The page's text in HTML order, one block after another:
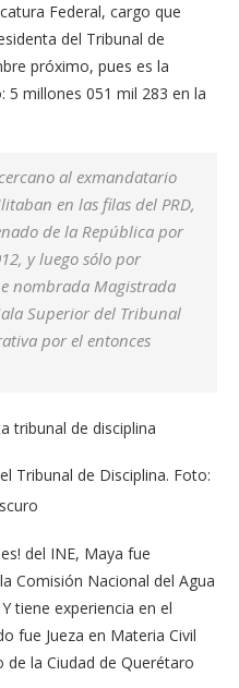
Federal, cargo que
del Tribunal de
próximo, pues es la
5 millones 051 mil 283 en la
al exmandatario
en las filas del PRD,
de la República por
y luego sólo por
nombrada Magistrada
Superior del Tribunal
por el entonces
Tribunal de Disciplina. Foto:
del INE, Maya fue
Comisión Nacional del Agua
tiene experiencia en el
fue Jueza en Materia Civil
la Ciudad de Querétaro